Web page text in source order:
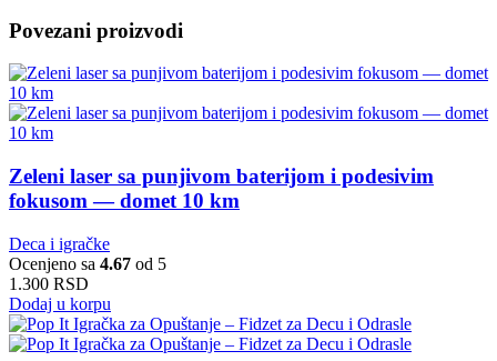
Povezani proizvodi
Zeleni laser sa punjivom baterijom i podesivim
fokusom — domet 10 km
Deca i igračke
Ocenjeno sa 4.67 od 5
1.300 RSD
Dodaj u korpu